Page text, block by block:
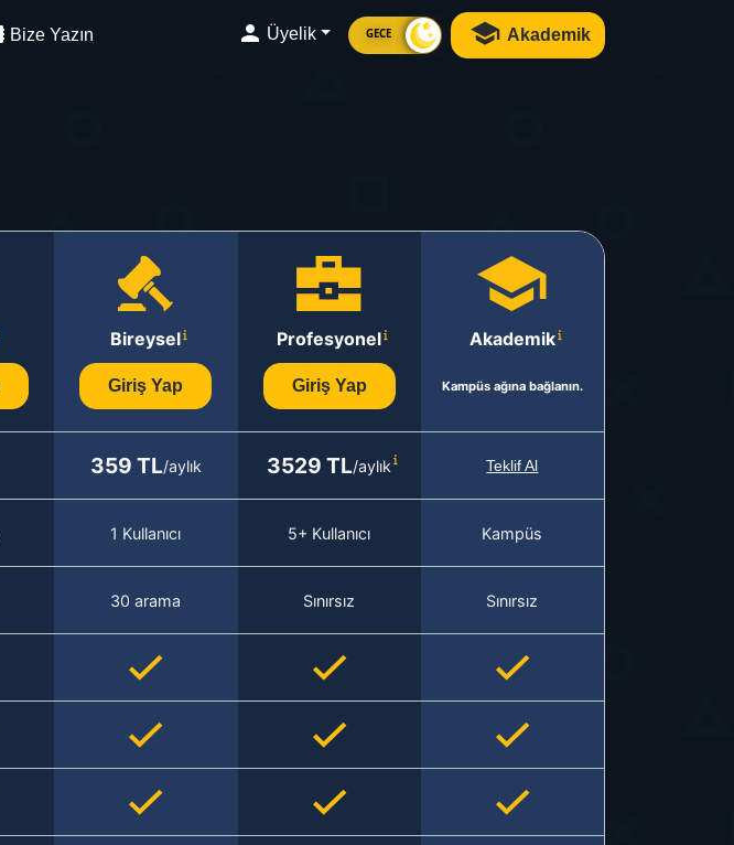
Bize Yazın Üyelik GECE Akademik
Bireysel
Giriş Yap
Profesyonel
Giriş Yap
Akademik
Kampüs ağına bağlanın.
359 TL/aylık 3529 TL/aylık Teklif Al
1 Kullanıcı 5+ Kullanıcı Kampüs
30 arama Sınırsız Sınırsız